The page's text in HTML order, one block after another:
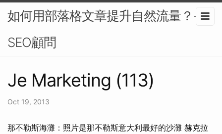
如何用部落格文章提升自然流量？-
SEO顧問
Je Marketing (113)
Oct 19, 2013
那不勒斯海灘：照片是那不勒斯意大利最好的沙灘 赫克拉